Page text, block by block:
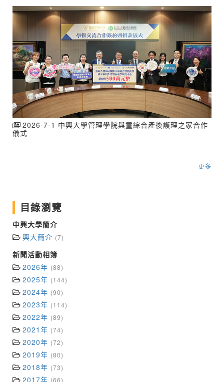
2026-7-1 中興大學管理學院與童綜合產後護理之家合作
儀式
更多
目錄瀏覽
中興大學簡介
興大簡介 (7)
新聞活動相簿
2026年 (88)
2025年 (144)
2024年 (90)
2023年 (114)
2022年 (89)
2021年 (74)
2020年 (72)
2019年 (80)
2018年 (73)
2017年 (66)